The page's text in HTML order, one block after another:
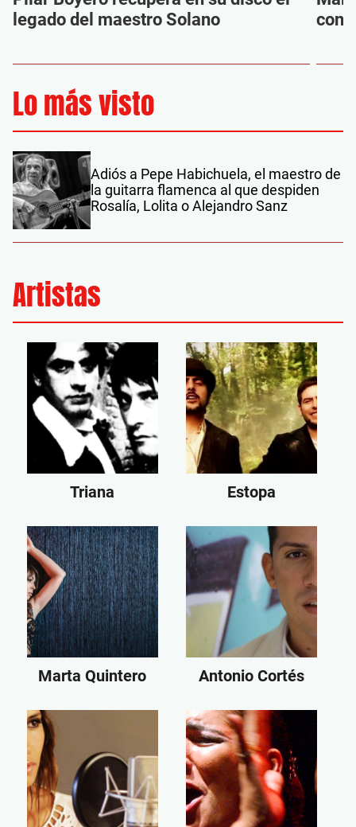
legado del maestro Solano
con
Lo más visto
Adiós a Pepe Habichuela, el maestro de
la guitarra flamenca al que despiden
Rosalía, Lolita o Alejandro Sanz
Artistas
Triana Estopa
Marta Quintero Antonio Cortés